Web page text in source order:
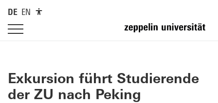
DE EN
Exkursion führt Studierende
der ZU nach Peking